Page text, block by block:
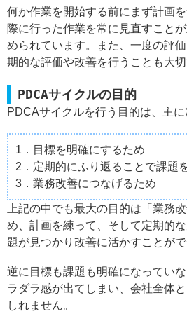
何か作業を開始する前にまず計画
際に行った作業を常に見直すこと
められています。また、一度の評
期的な評価や改善を行うことも大切
PDCAサイクルの目的
PDCAサイクルを行う目的は、主に
1．目標を明確にするため
2．定期的にふり返ることで課題
3．業務改善につなげるため
上記の中でも最大の目的は「業務
め、計画を練って、そして定期的
題が見つかり改善に活かすことがで
逆に目標も課題も明確になってい
ラダラ感が出てしまい、会社全体
しれません。